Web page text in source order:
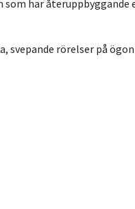
som har
svepande rörelser på